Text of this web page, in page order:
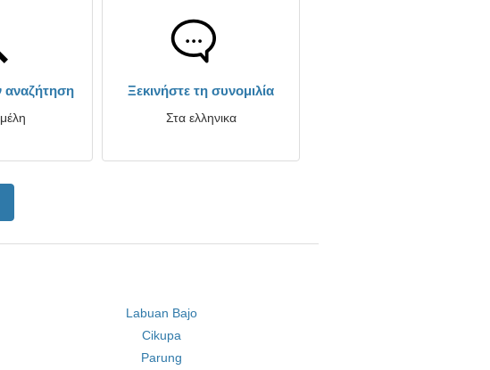
αναζήτηση Ξεκινήστε τη συνομιλία
Στα ελληνικα
Labuan Bajo
Cikupa
Parung